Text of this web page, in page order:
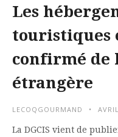
Les
touristiques
confirmé de
étrangère
LECOQGOURMAND
La DGCIS vient de